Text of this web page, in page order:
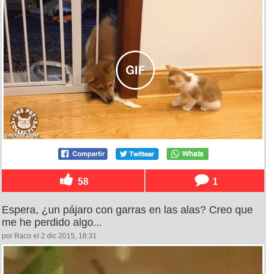
58 1
Espera, ¿un pájaro con garras en las alas? Creo que
me he perdido algo...
por Raco el 2 dic 2015, 18:31